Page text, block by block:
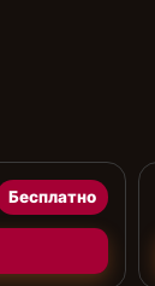
Бесплатно